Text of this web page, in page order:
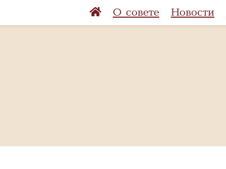
О совете Новости